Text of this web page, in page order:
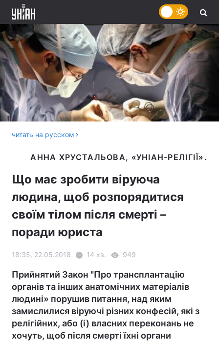
читать на русском
Що має зробити віруюча
людина, щоб розпорядитися
своїм тілом після смерті –
поради юриста
18:35, 22.05.2018 14 хв. 949
Прийнятий Закон "Про трансплантацію
органів та інших анатомічних матеріалів
людині» порушив питання, над яким
замислилися віруючі різних конфесій, які з
релігійних, або (і) власних переконань не
хочуть, щоб після смерті їхні органи